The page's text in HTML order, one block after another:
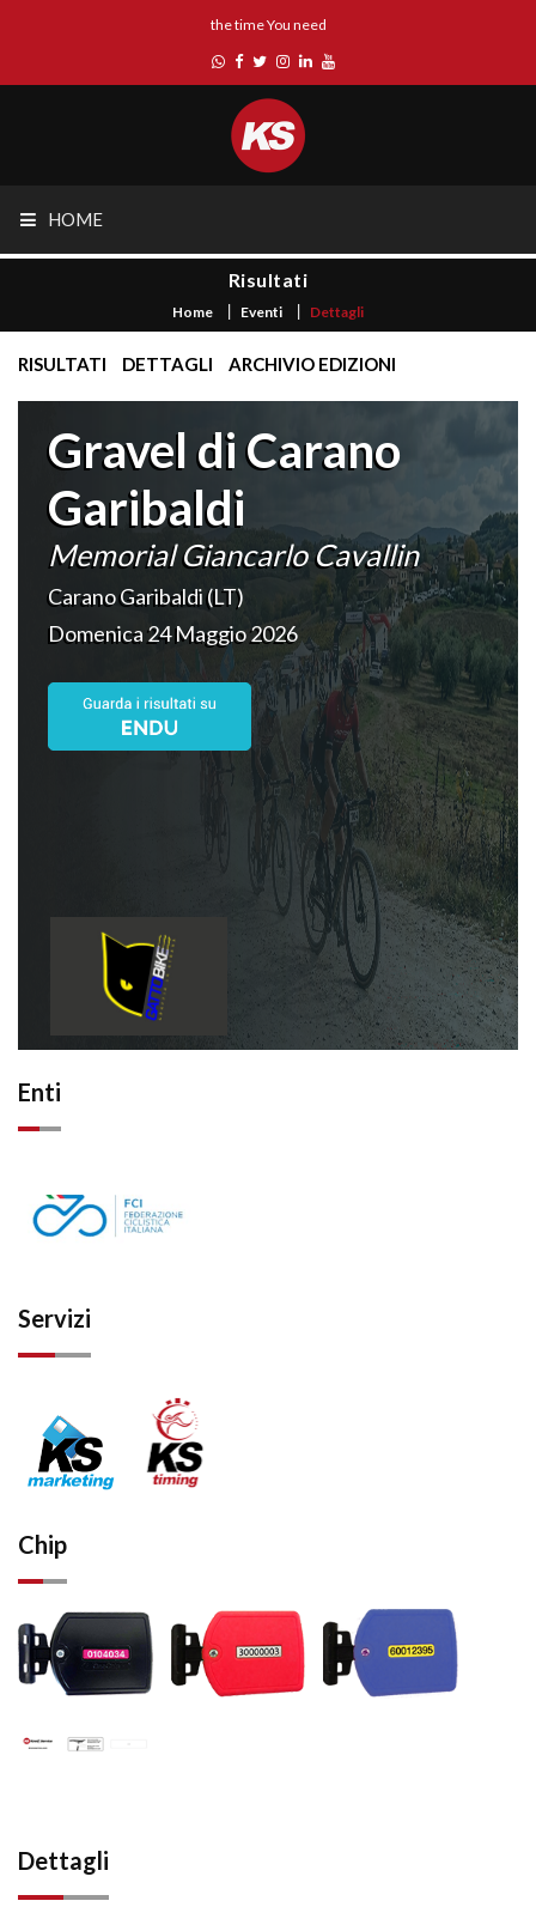
the time You need
HOME
Risultati
Home Eventi Dettagli
RISULTATI DETTAGLI ARCHIVIO EDIZIONI
Gravel di Carano
Garibaldi
Memorial Giancarlo Cavallin
Carano Garibaldi (LT)
Domenica 24 Maggio 2026
Enti
Servizi
Chip
Dettagli